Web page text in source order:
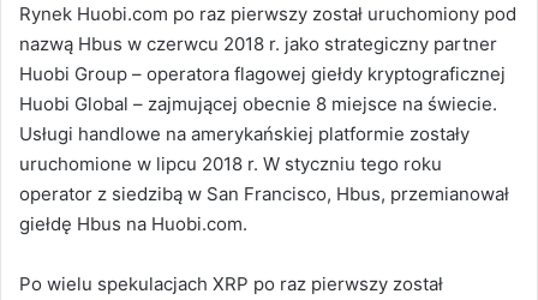
Rynek Huobi.com po raz pierwszy został uruchomiony pod
nazwą Hbus w czerwcu 2018 r. jako strategiczny partner
Huobi Group – operatora flagowej giełdy kryptograficznej
Huobi Global – zajmującej obecnie 8 miejsce na świecie.
Usługi handlowe na amerykańskiej platformie zostały
uruchomione w lipcu 2018 r. W styczniu tego roku
operator z siedzibą w San Francisco, Hbus, przemianował
giełdę Hbus na Huobi.com.
Po wielu spekulacjach XRP po raz pierwszy został